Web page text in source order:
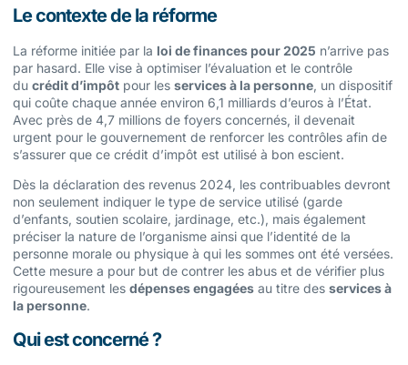
Le contexte de la réforme
La réforme initiée par la loi de finances pour 2025 n’arrive pas
par hasard. Elle vise à optimiser l’évaluation et le contrôle
du crédit d’impôt pour les services à la personne, un dispositif
qui coûte chaque année environ 6,1 milliards d’euros à l’État.
Avec près de 4,7 millions de foyers concernés, il devenait
urgent pour le gouvernement de renforcer les contrôles afin de
s’assurer que ce crédit d’impôt est utilisé à bon escient.
Dès la déclaration des revenus 2024, les contribuables devront
non seulement indiquer le type de service utilisé (garde
d’enfants, soutien scolaire, jardinage, etc.), mais également
préciser la nature de l’organisme ainsi que l’identité de la
personne morale ou physique à qui les sommes ont été versées.
Cette mesure a pour but de contrer les abus et de vérifier plus
rigoureusement les dépenses engagées au titre des services à
la personne.
Qui est concerné ?